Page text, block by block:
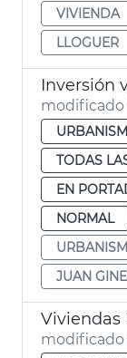
VIVIENDA
LLOGUER
modificado
TODAS
EN
NORMAL
JUAN
Viviendas
modificado